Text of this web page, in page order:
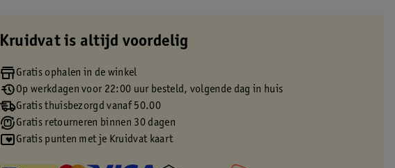
Kruidvat is altijd voordelig
Gratis ophalen in de winkel
Op werkdagen voor 22:00 uur besteld, volgende dag in huis
Gratis thuisbezorgd vanaf 50.00
Gratis retourneren binnen 30 dagen
Gratis punten met je Kruidvat kaart